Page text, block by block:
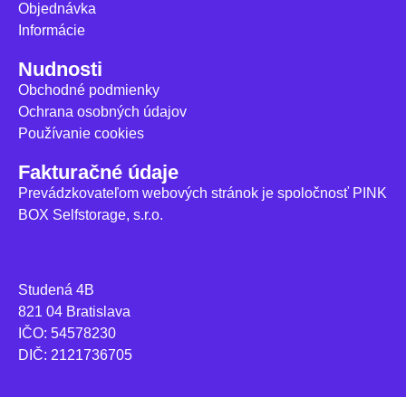
Objednávka
Informácie
Nudnosti
Obchodné podmienky
Ochrana osobných údajov
Používanie cookies
Fakturačné údaje
Prevádzkovateľom webových stránok je spoločnosť PINK
BOX Selfstorage, s.r.o.
Studená 4B
821 04 Bratislava
IČO: 54578230
DIČ: 2121736705